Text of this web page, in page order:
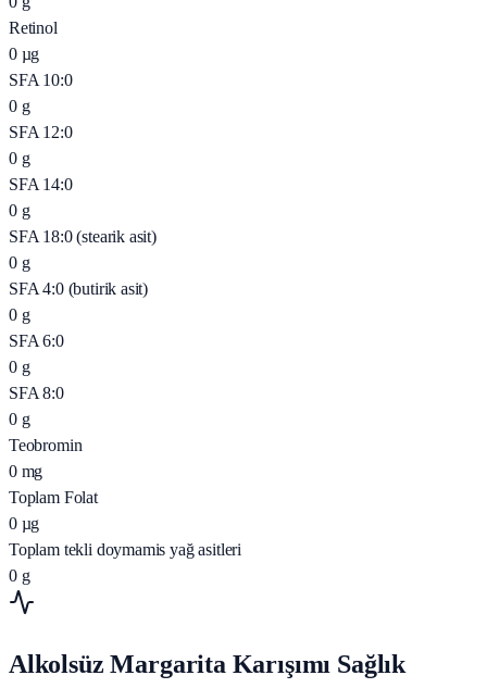
Retinol
0 µg
SFA 10:0
0 g
SFA 12:0
0 g
SFA 14:0
0 g
SFA 18:0 (stearik asit)
0 g
SFA 4:0 (butirik asit)
0 g
SFA 6:0
0 g
SFA 8:0
0 g
Teobromin
0 mg
Toplam Folat
0 µg
Toplam tekli doymamis yağ asitleri
0 g
Alkolsüz Margarita Karışımı Sağlık